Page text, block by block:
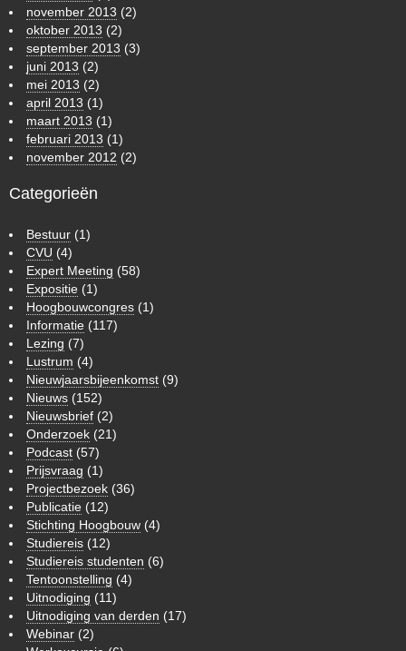
november 2013 (2)
oktober 2013 (2)
september 2013 (3)
juni 2013 (2)
mei 2013 (2)
april 2013 (1)
maart 2013 (1)
februari 2013 (1)
november 2012 (2)
Categorieën
Bestuur (1)
CVU (4)
Expert Meeting (58)
Expositie (1)
Hoogbouwcongres (1)
Informatie (117)
Lezing (7)
Lustrum (4)
Nieuwjaarsbijeenkomst (9)
Nieuws (152)
Nieuwsbrief (2)
Onderzoek (21)
Podcast (57)
Prijsvraag (1)
Projectbezoek (36)
Publicatie (12)
Stichting Hoogbouw (4)
Studiereis (12)
Studiereis studenten (6)
Tentoonstelling (4)
Uitnodiging (11)
Uitnodiging van derden (17)
Webinar (2)